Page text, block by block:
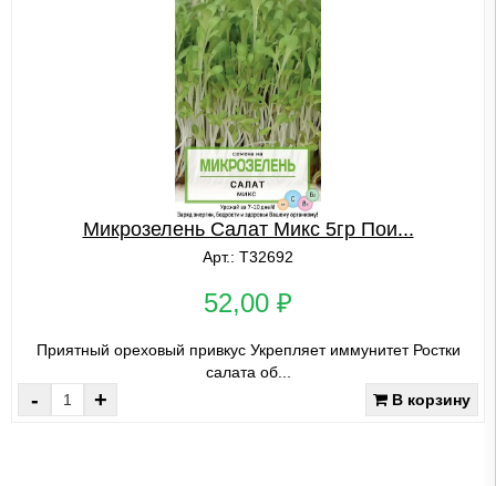
Микрозелень Салат Микс 5гр Пои...
Арт.: Т32692
52,00 ₽
Приятный ореховый привкус Укрепляет иммунитет Ростки
салата об...
- + В корзину